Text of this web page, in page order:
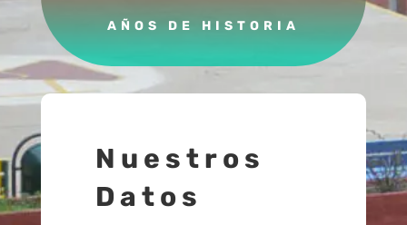
AÑOS DE HISTORIA
Nuestros
Datos